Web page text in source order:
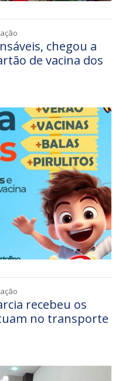
chegou a
de vacina dos
recebeu os
no transporte